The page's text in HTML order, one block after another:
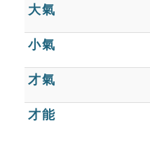
大氣
小氣
才氣
才能